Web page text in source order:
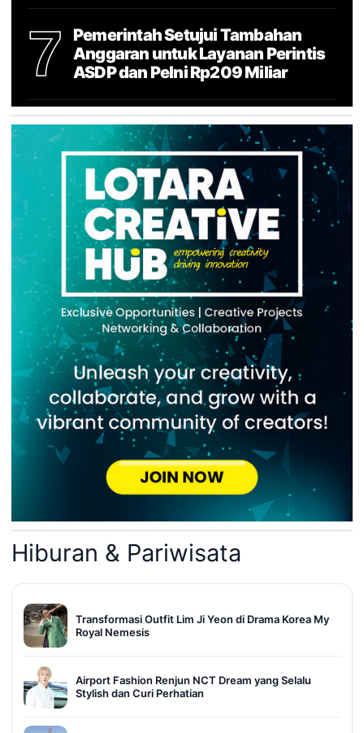
7
Pemerintah Setujui Tambahan
Anggaran untuk Layanan Perintis
ASDP dan Pelni Rp209 Miliar
Hiburan & Pariwisata
Transformasi Outfit Lim Ji Yeon di Drama Korea My
Royal Nemesis
Airport Fashion Renjun NCT Dream yang Selalu
Stylish dan Curi Perhatian